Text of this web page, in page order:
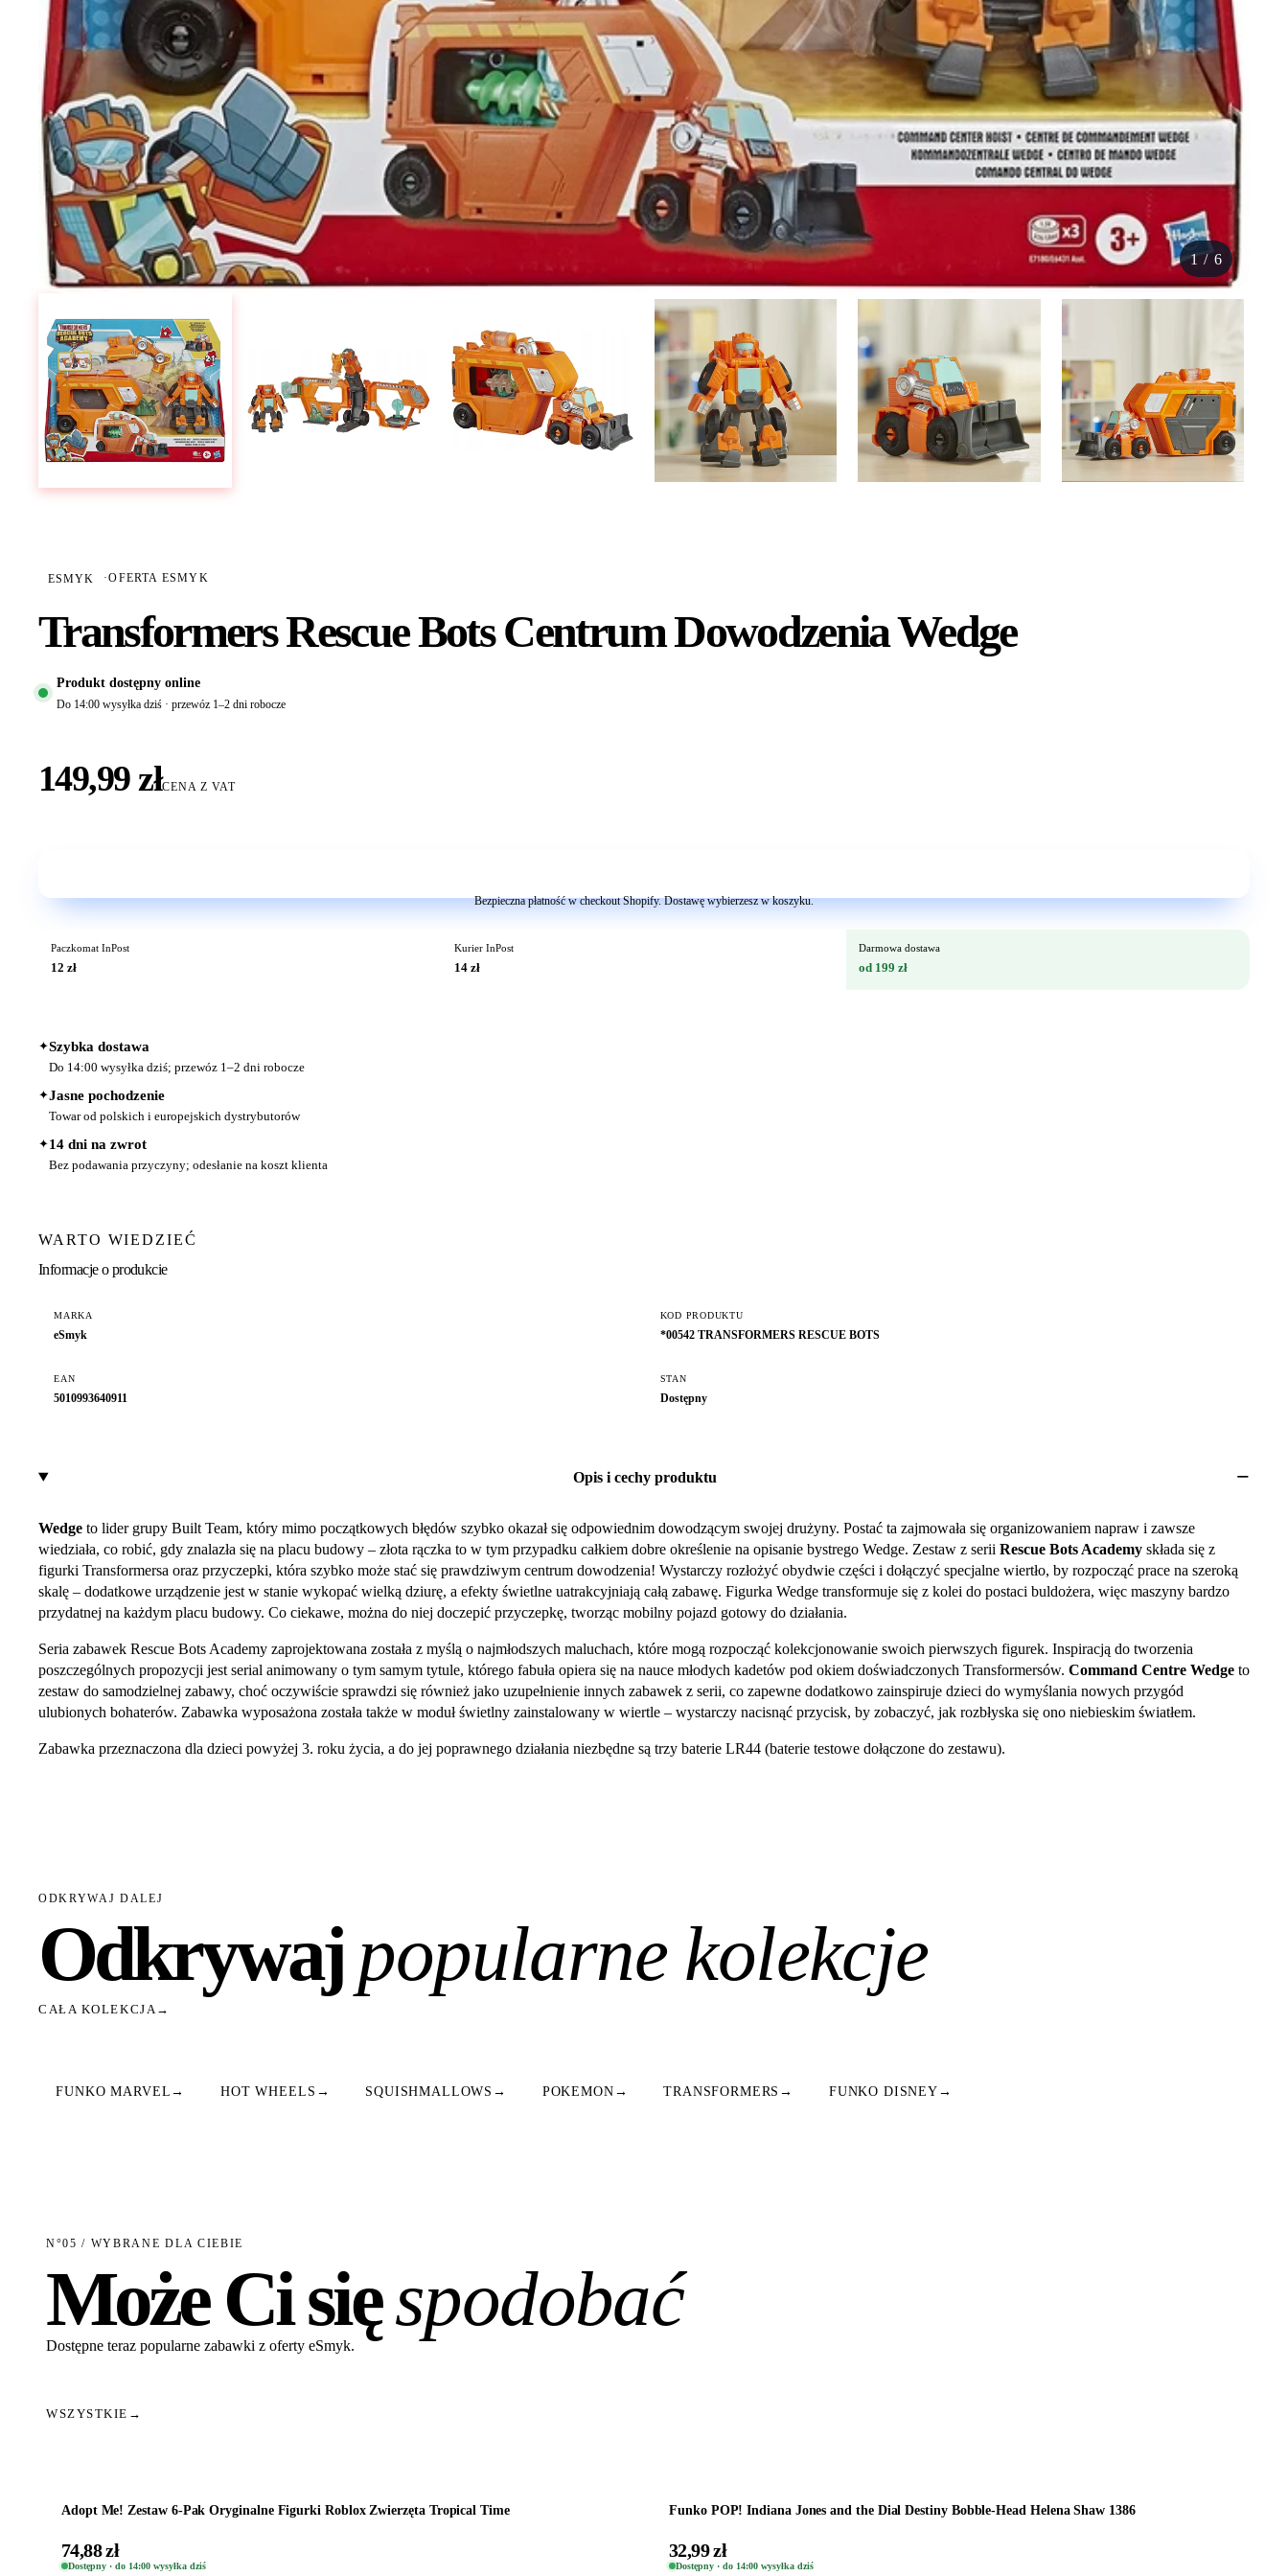
1/ 6
ESMYK ·OFERTA ESMYK
Transformers Rescue Bots Centrum Dowodzenia Wedge
Produkt dostępny online
Do 14:00 wysyłka dziś · przewóz 1–2 dni robocze
149,99 złCENA Z VAT
Bezpieczna płatność w checkout Shopify. Dostawę wybierzesz w koszyku.
Paczkomat InPost
12 zł
Kurier InPost
14 zł
Darmowa dostawa
od 199 zł
✦Szybka dostawa
Do 14:00 wysyłka dziś; przewóz 1–2 dni robocze
✦Jasne pochodzenie
Towar od polskich i europejskich dystrybutorów
✦14 dni na zwrot
Bez podawania przyczyny; odesłanie na koszt klienta
WARTO WIEDZIEĆ
Informacje o produkcie
MARKA
eSmyk
KOD PRODUKTU
*00542 TRANSFORMERS RESCUE BOTS
EAN
5010993640911
STAN
Dostępny
Opis i cechy produktu
Wedge to lider grupy Built Team, który mimo początkowych błędów szybko okazał się odpowiednim dowodzącym swojej drużyny. Postać ta zajmowała się organizowaniem napraw i zawsze
wiedziała, co robić, gdy znalazła się na placu budowy – złota rączka to w tym przypadku całkiem dobre określenie na opisanie bystrego Wedge. Zestaw z serii Rescue Bots Academy składa się z
figurki Transformersa oraz przyczepki, która szybko może stać się prawdziwym centrum dowodzenia! Wystarczy rozłożyć obydwie części i dołączyć specjalne wiertło, by rozpocząć prace na szeroką
skalę – dodatkowe urządzenie jest w stanie wykopać wielką dziurę, a efekty świetlne uatrakcyjniają całą zabawę. Figurka Wedge transformuje się z kolei do postaci buldożera, więc maszyny bardzo
przydatnej na każdym placu budowy. Co ciekawe, można do niej doczepić przyczepkę, tworząc mobilny pojazd gotowy do działania.
Seria zabawek Rescue Bots Academy zaprojektowana została z myślą o najmłodszych maluchach, które mogą rozpocząć kolekcjonowanie swoich pierwszych figurek. Inspiracją do tworzenia
poszczególnych propozycji jest serial animowany o tym samym tytule, którego fabuła opiera się na nauce młodych kadetów pod okiem doświadczonych Transformersów. Command Centre Wedge to
zestaw do samodzielnej zabawy, choć oczywiście sprawdzi się również jako uzupełnienie innych zabawek z serii, co zapewne dodatkowo zainspiruje dzieci do wymyślania nowych przygód
ulubionych bohaterów. Zabawka wyposażona została także w moduł świetlny zainstalowany w wiertle – wystarczy nacisnąć przycisk, by zobaczyć, jak rozbłyska się ono niebieskim światłem.
Zabawka przeznaczona dla dzieci powyżej 3. roku życia, a do jej poprawnego działania niezbędne są trzy baterie LR44 (baterie testowe dołączone do zestawu).
ODKRYWAJ DALEJ
Odkrywaj popularne kolekcje
CAŁA KOLEKCJA→
FUNKO MARVEL → HOT WHEELS → SQUISHMALLOWS → POKEMON → TRANSFORMERS → FUNKO DISNEY →
N°05 / WYBRANE DLA CIEBIE
Może Ci sięspodobać
Dostępne teraz popularne zabawki z oferty eSmyk.
WSZYSTKIE →
Adopt Me! Zestaw 6-Pak Oryginalne Figurki Roblox Zwierzęta Tropical Time
74,88 zł
Dostępny · do 14:00 wysyłka dziś
Funko POP! Indiana Jones and the Dial Destiny Bobble-Head Helena Shaw 1386
32,99 zł
Dostępny · do 14:00 wysyłka dziś